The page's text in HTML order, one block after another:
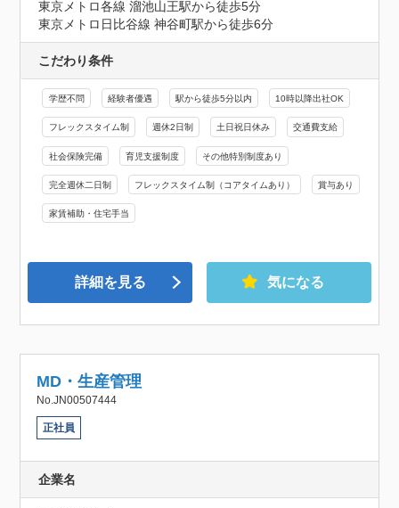
東京メトロ各線 溜池山王駅から徒歩5分
東京メトロ日比谷線 神谷町駅から徒歩6分
こだわり条件
学歴不問 経験者優遇 駅から徒歩5分以内 10時以降出社OK
フレックスタイム制 週休2日制 土日祝日休み 交通費支給
社会保険完備 育児支援制度 その他特別制度あり
完全週休二日制 フレックスタイム制（コアタイムあり） 賞与あり
家賃補助・住宅手当
詳細を見る 気になる
MD・生産管理
No.JN00507444
正社員
企業名